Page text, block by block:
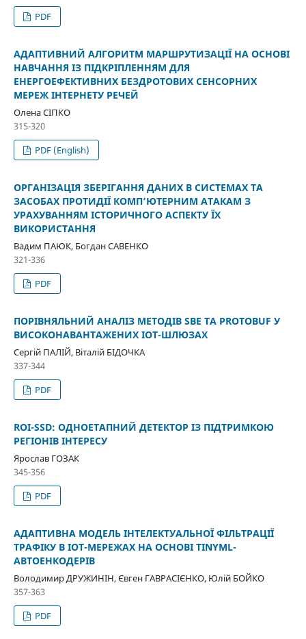
PDF
АДАПТИВНИЙ АЛГОРИТМ МАРШРУТИЗАЦІЇ НА ОСНОВІ
НАВЧАННЯ ІЗ ПІДКРІПЛЕННЯМ ДЛЯ
ЕНЕРГОЕФЕКТИВНИХ БЕЗДРОТОВИХ СЕНСОРНИХ
МЕРЕЖ ІНТЕРНЕТУ РЕЧЕЙ
Олена СІПКО
315-320
PDF (English)
ОРГАНІЗАЦІЯ ЗБЕРІГАННЯ ДАНИХ В СИСТЕМАХ ТА
ЗАСОБАХ ПРОТИДІЇ КОМП’ЮТЕРНИМ АТАКАМ З
УРАХУВАННЯМ ІСТОРИЧНОГО АСПЕКТУ ЇХ
ВИКОРИСТАННЯ
Вадим ПАЮК, Богдан САВЕНКО
321-336
PDF
ПОРІВНЯЛЬНИЙ АНАЛІЗ МЕТОДІВ SBE ТА PROTOBUF У
ВИСОКОНАВАНТАЖЕНИХ IOT-ШЛЮЗАХ
Сергій ПАЛІЙ, Віталій БІДОЧКА
337-344
PDF
ROI-SSD: ОДНОЕТАПНИЙ ДЕТЕКТОР ІЗ ПІДТРИМКОЮ
РЕГІОНІВ ІНТЕРЕСУ
Ярослав ГОЗАК
345-356
PDF
АДАПТИВНА МОДЕЛЬ ІНТЕЛЕКТУАЛЬНОЇ ФІЛЬТРАЦІЇ
ТРАФІКУ В IOT-МЕРЕЖАХ НА ОСНОВІ TINYML-
АВТОЕНКОДЕРІВ
Володимир ДРУЖИНІН, Євген ГАВРАСІЄНКО, Юлій БОЙКО
357-363
PDF